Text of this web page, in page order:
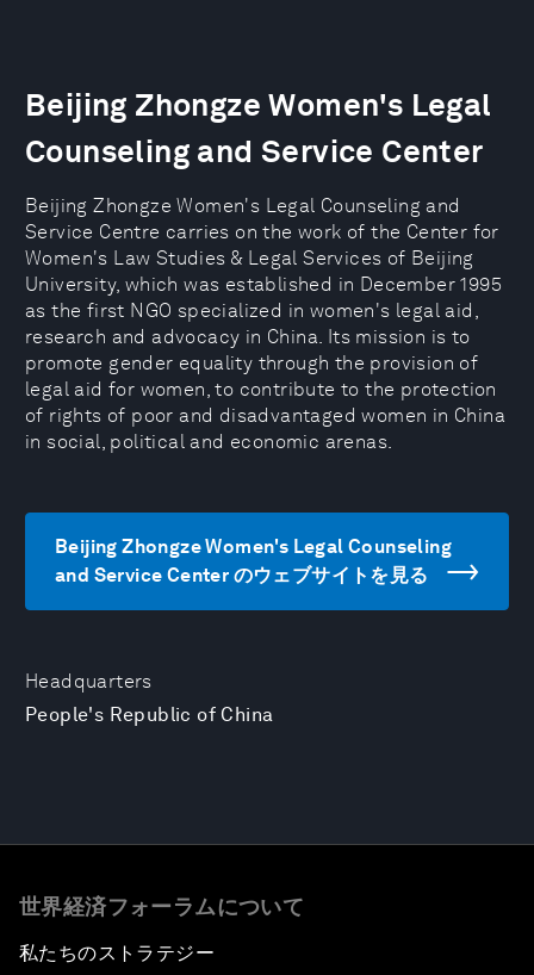
Headquarters
People's Republic of China
Beijing Zhongze Women's Legal
Counseling and Service Center
Beijing Zhongze Women's Legal Counseling and
Service Centre carries on the work of the Center for
Women's Law Studies & Legal Services of Beijing
University, which was established in December 1995
as the first NGO specialized in women's legal aid,
research and advocacy in China. Its mission is to
promote gender equality through the provision of
legal aid for women, to contribute to the protection
of rights of poor and disadvantaged women in China
in social, political and economic arenas.
Beijing Zhongze Women's Legal Counseling
and Service Center のウェブサイトを見る
世界経済フォーラムについて
私たちのストラテジー